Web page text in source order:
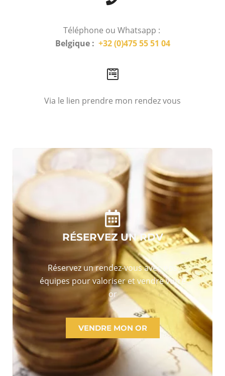
Téléphone ou Whatsapp :
Belgique : +32 (0)475 55 51 04
Via le lien prendre mon rendez vous
RÉSERVEZ UN RDV
Réservez un rendez-vous avec nos
équipes pour valoriser et vendre votre
or
VENDRE MON OR